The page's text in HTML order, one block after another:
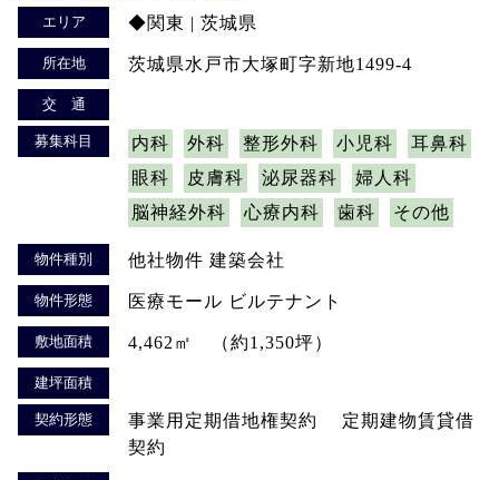
エリア ◆関東 | 茨城県
所在地 茨城県水戸市大塚町字新地1499-4
交 通
募集科目 内科 外科 整形外科 小児科
耳鼻科
眼科
皮膚科 泌尿器科
婦人科
脳神経外科
心療内科 歯科 その他
物件種別 他社物件 建築会社
物件形態 医療モール ビルテナント
敷地面積 4,462㎡ （約1,350坪）
建坪面積
契約形態
事業用定期借地権契約 定期建物賃貸借
契約